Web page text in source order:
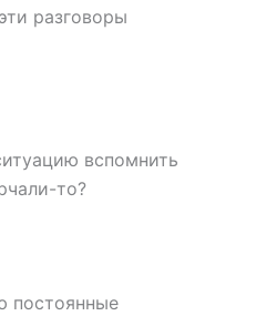
разговоры
вспомнить
то?
постоянные